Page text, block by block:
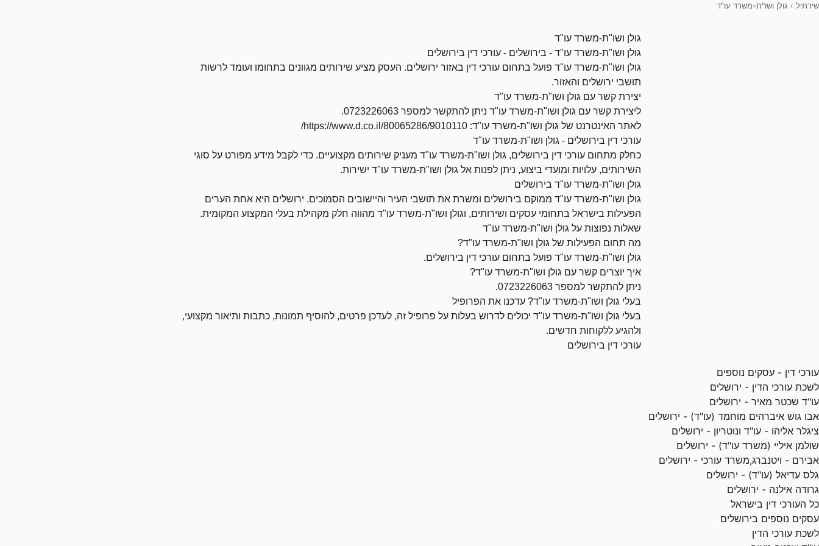
שירתיל › גולן ושו"ת-משרד עו"ד
גולן ושו"ת-משרד עו"ד
גולן ושו"ת-משרד עו"ד - בירושלים - עורכי דין בירושלים
גולן ושו"ת-משרד עו"ד פועל בתחום עורכי דין באזור ירושלים. העסק מציע שירותים מגוונים בתחומו ועומד לרשות
תושבי ירושלים והאזור.
יצירת קשר עם גולן ושו"ת-משרד עו"ד
ליצירת קשר עם גולן ושו"ת-משרד עו"ד ניתן להתקשר למספר 0723226063.
לאתר האינטרנט של גולן ושו"ת-משרד עו"ד: https://www.d.co.il/80065286/9010110/
עורכי דין בירושלים - גולן ושו"ת-משרד עו"ד
כחלק מתחום עורכי דין בירושלים, גולן ושו"ת-משרד עו"ד מעניק שירותים מקצועיים. כדי לקבל מידע מפורט על סוגי
השירותים, עלויות ומועדי ביצוע, ניתן לפנות אל גולן ושו"ת-משרד עו"ד ישירות.
גולן ושו"ת-משרד עו"ד בירושלים
גולן ושו"ת-משרד עו"ד ממוקם בירושלים ומשרת את תושבי העיר והיישובים הסמוכים. ירושלים היא אחת הערים
הפעילות בישראל בתחומי עסקים ושירותים, וגולן ושו"ת-משרד עו"ד מהווה חלק מקהילת בעלי המקצוע המקומית.
שאלות נפוצות על גולן ושו"ת-משרד עו"ד
מה תחום הפעילות של גולן ושו"ת-משרד עו"ד?
גולן ושו"ת-משרד עו"ד פועל בתחום עורכי דין בירושלים.
איך יוצרים קשר עם גולן ושו"ת-משרד עו"ד?
ניתן להתקשר למספר 0723226063.
בעלי גולן ושו"ת-משרד עו"ד? עדכנו את הפרופיל
בעלי גולן ושו"ת-משרד עו"ד יכולים לדרוש בעלות על פרופיל זה, לעדכן פרטים, להוסיף תמונות, כתבות ותיאור מקצועי,
ולהגיע ללקוחות חדשים.
עורכי דין בירושלים
עורכי דין - עסקים נוספים
לשכת עורכי הדין - ירושלים
עו"ד שכטר מאיר - ירושלים
אבו גוש איברהים מוחמד (עו"ד) - ירושלים
ציגלר אליהו - עו"ד ונוטריון - ירושלים
שולמן איליי (משרד עו"ד) - ירושלים
אבירם - ויטנברג,משרד עורכי - ירושלים
גלס עדיאל (עו"ד) - ירושלים
גרודה אילנה - ירושלים
כל העורכי דין בישראל
עסקים נוספים בירושלים
לשכת עורכי הדין